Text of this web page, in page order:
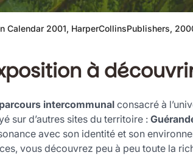
Calendar 2001, HarperCollinsPublishers,
à
parcours intercommunal consacré à
sur d’autres sites du territoire :
avec son identité et son
vous découvrez peu à peu toute la